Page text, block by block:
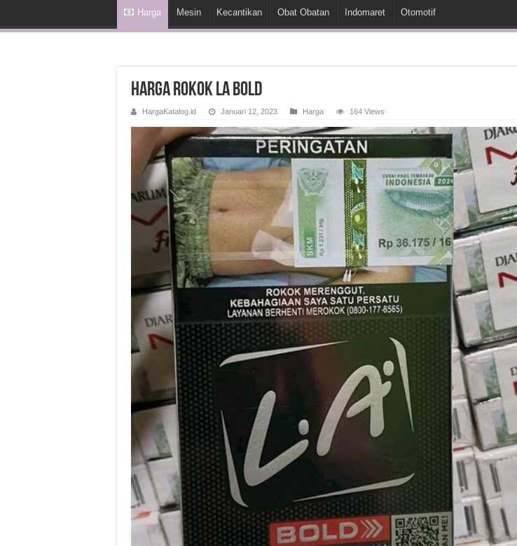
Harga Mesin Kecantikan Obat Obatan Indomaret Otomotif
Harga Rokok La Bold
HargaKatalog.id Januari 12, 2023 Harga 164 Views